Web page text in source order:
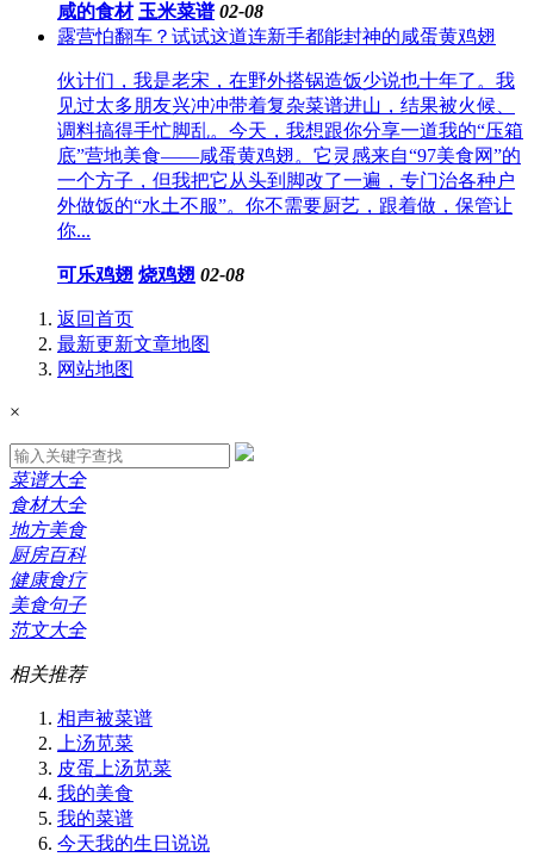
咸的食材 玉米菜谱 02-08
露营怕翻车？试试这道连新手都能封神的咸蛋黄鸡翅
伙计们，我是老宋，在野外搭锅造饭少说也十年了。我
见过太多朋友兴冲冲带着复杂菜谱进山，结果被火候、
调料搞得手忙脚乱。今天，我想跟你分享一道我的“压箱
底”营地美食——咸蛋黄鸡翅。它灵感来自“97美食网”的
一个方子，但我把它从头到脚改了一遍，专门治各种户
外做饭的“水土不服”。你不需要厨艺，跟着做，保管让
你...
可乐鸡翅 烧鸡翅 02-08
返回首页
最新更新文章地图
网站地图
×
菜谱大全
食材大全
地方美食
厨房百科
健康食疗
美食句子
范文大全
相关推荐
相声被菜谱
上汤苋菜
皮蛋上汤苋菜
我的美食
我的菜谱
今天我的生日说说